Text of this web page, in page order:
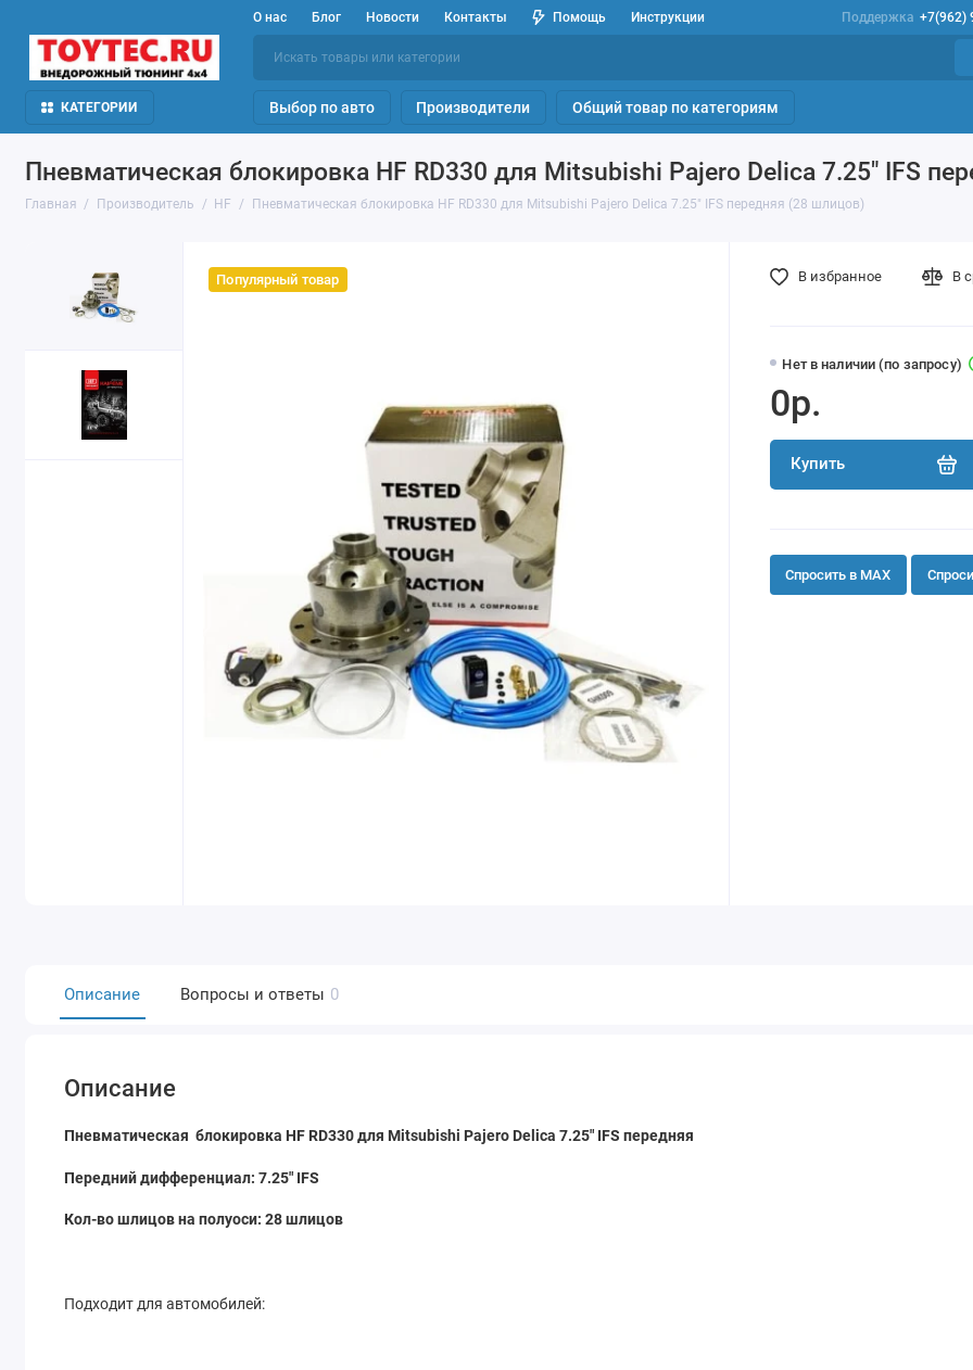
О нас Блог Новости Контакты Помощь Инструкции Поддержка +7(962)
КАТЕГОРИИ Выбор по авто Производители Общий товар по категориям
Пневматическая блокировка HF RD330 для Mitsubishi Pajero Delica 7.25" IFS
Главная Производитель HF Пневматическая блокировка HF RD330 для Mitsubishi Pajero Delica 7.25" IFS передняя (28 шлицов)
Популярный товар
Нет в наличии (по запросу)
0р.
Купить
В избранное В
Спросить в MAX
Описание Вопросы и ответы 0
Описание
Пневматическая блокировка HF RD330 для Mitsubishi Pajero Delica 7.25" IFS передняя
Передний дифференциал: 7.25" IFS
Кол-во шлицов на полуоси: 28 шлицов
Подходит для автомобилей: